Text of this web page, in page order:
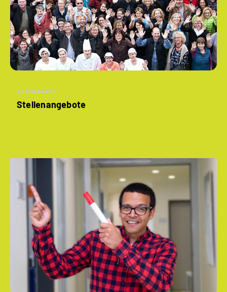
Themenseite
Stellenangebote